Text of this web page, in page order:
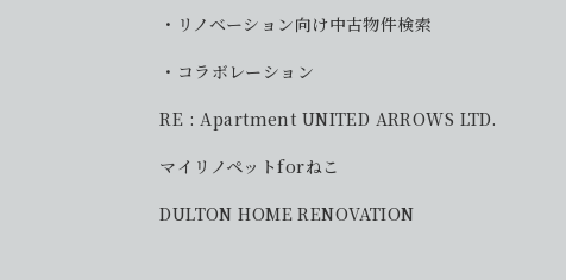
リノベーション向け中古物件検索
コラボレーション
RE : Apartment UNITED ARROWS LTD.
マイリノペットforねこ
DULTON HOME RENOVATION